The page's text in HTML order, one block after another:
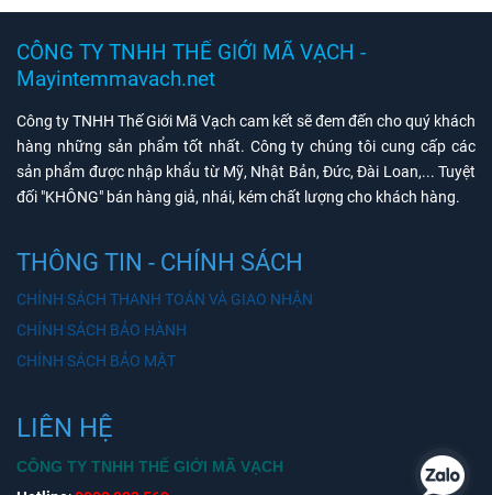
CÔNG TY TNHH THẾ GIỚI MÃ VẠCH -
Mayintemmavach.net
Công ty TNHH Thế Giới Mã Vạch cam kết sẽ đem đến cho quý khách
hàng những sản phẩm tốt nhất. Công ty chúng tôi cung cấp các
sản phẩm được nhập khẩu từ Mỹ, Nhật Bản, Đức, Đài Loan,... Tuyệt
đối "KHÔNG" bán hàng giả, nhái, kém chất lượng cho khách hàng.
THÔNG TIN - CHÍNH SÁCH
CHÍNH SÁCH THANH TOÁN VÀ GIAO NHẬN
CHÍNH SÁCH BẢO HÀNH
CHÍNH SÁCH BẢO MẬT
LIÊN HỆ
CÔNG TY TNHH THẾ GIỚI MÃ VẠCH